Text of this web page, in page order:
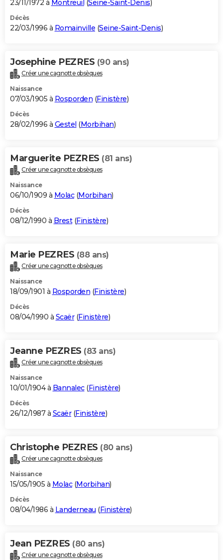
23/11/1972 à Montreuil (Seine-Saint-Denis)
Décès
22/03/1996 à Romainville (Seine-Saint-Denis)
Josephine PEZRES (90 ans)
Créer une cagnotte obsèques
Naissance
07/03/1905 à Rosporden (Finistère)
Décès
28/02/1996 à Gestel (Morbihan)
Marguerite PEZRES (81 ans)
Créer une cagnotte obsèques
Naissance
06/10/1909 à Molac(Morbihan)
Décès
08/12/1990 à Brest(Finistère)
Marie PEZRES (88 ans)
Créer une cagnotte obsèques
Naissance
18/09/1901 à Rosporden (Finistère)
Décès
08/04/1990 à Scaër(Finistère)
Jeanne PEZRES (83 ans)
Créer une cagnotte obsèques
Naissance
10/01/1904 à Bannalec(Finistère)
Décès
26/12/1987 à Scaër(Finistère)
Christophe PEZRES (80 ans)
Créer une cagnotte obsèques
Naissance
15/05/1905 à Molac(Morbihan)
Décès
08/04/1986 à Landerneau (Finistère)
Jean PEZRES (80 ans)
Créer une cagnotte obsèques